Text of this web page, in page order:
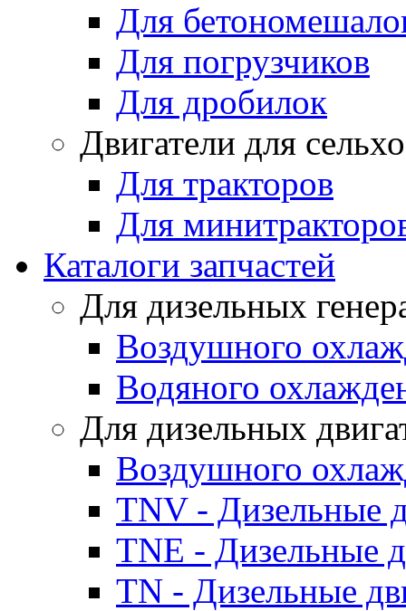
Для
Для погрузчиков
Для дробилок
Двигатели для
Для тракторов
Для
Каталоги запчастей
Для дизельных
Воздушного
Водяного
Для дизельных
Воздушного
TNV - Дизельные
TNE - Дизельные
TN - Дизельные